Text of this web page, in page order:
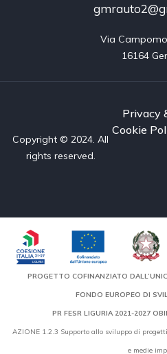
Via
16164
Copyright © 2024. All
rights reserved.
Privacy
Cookie
PROGETTO COFINANZIATO
FONDO EUROPEO DI
PR FESR LIGURIA 2021-2027
AZIONE 1.2.3 Supporto allo sviluppo di
e medie